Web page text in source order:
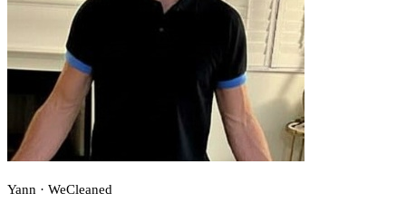
Yann · WeCleaned